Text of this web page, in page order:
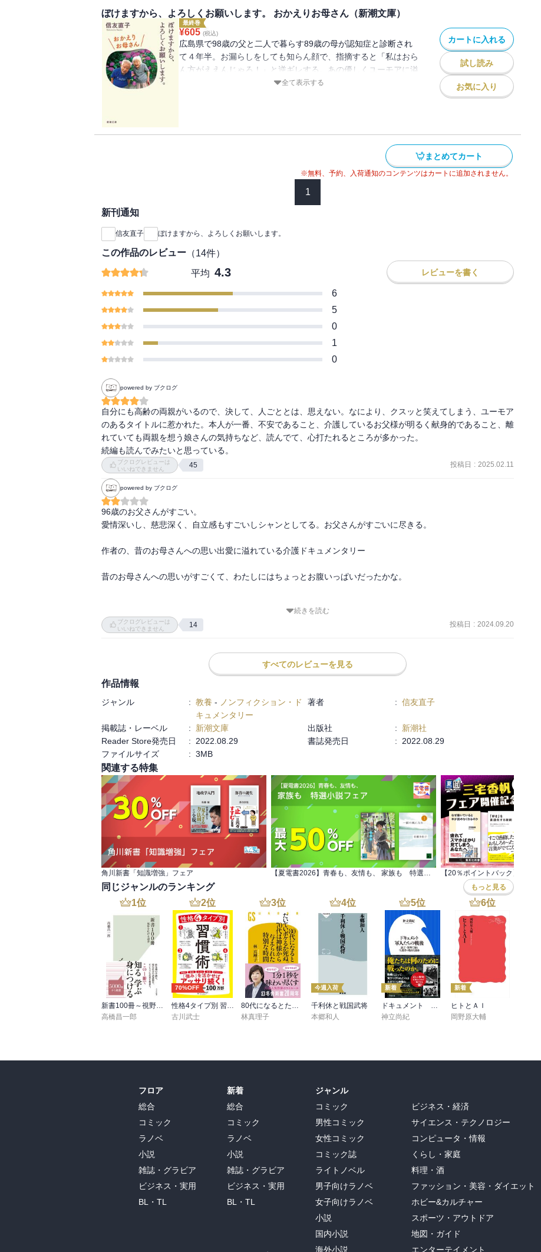
ぼけますから、よろしくお願いします。 おかえりお母さん（新潮文庫）
最終巻
¥605 (税込)
広島県で98歳の父と二人で暮らす89歳の母が認知症と診断され
て４年半。お漏らしをしても知らん顔で、指摘すると「私はおら
ん方がええんじゃろ！」と逆ギレする。あの優しくユーモアに溢
れた母はどこへ行ってしまったのか。心が揺れる娘をよそに、父
全て表示する
カートに入れる
試し読み
お気に入り
まとめてカート
※無料、予約、入荷通知のコンテンツはカートに追加されません。
1
新刊通知
信友直子 ぼけますから、よろしくお願いします。
この作品のレビュー （14件）
平均 4.3 レビューを書く
6
5
0
1
0
powered by ブクログ
自分にも高齢の両親がいるので、決して、人ごととは、思えない。なにより、クスッと笑えてしまう、ユーモア
のあるタイトルに惹かれた。本人が一番、不安であること、介護しているお父様が明るく献身的であること、離
れていても両親を想う娘さんの気持ちなど、読んでて、心打たれるところが多かった。
続編も読んでみたいと思っている。
ブクログレビューは
いいねできません
45 投稿日 : 2025.02.11
powered by ブクログ
96歳のお父さんがすごい。
愛情深いし、慈悲深く、自立感もすごいしシャンとしてる。お父さんがすごいに尽きる。
作者の、昔のお母さんへの思い出愛に溢れている介護ドキュメンタリー
昔のお母さんへの思いがすごくて、わたしにはちょっとお腹いっぱいだったかな。
ヘルパーさんはやはり怒られるのが普通というくだりが出てきて、病気とはいえどうにかならないのだろうかと
は思ってしまう。一般論として。自戒も込めて。
わたしにはお腹いっぱいで☆2
続きを読む
ブクログレビューは
いいねできません
14 投稿日 : 2024.09.20
すべてのレビューを見る
作品情報
ジャンル : 教養 - ノンフィクション・ド
キュメンタリー
著者 : 信友直子
掲載誌・レーベル : 新潮文庫 出版社 :
新潮社
Reader Store発売日
: 2022.08.29 書誌発売日 :
2022.08.29
ファイルサイズ
: 3MB
関連する特集
角川新書「知識増強」フェア
同じジャンルのランキング もっと見る
1位
新書100冊～視野を広げる読書～
高橋昌一郎
2位
70%OFF
性格4タイプ別 習慣術
古川武士
3位
80代になるとたいていボケるか死ぬ。70代は神様から与えられた特別な時間
林真理子
4位
今週入荷
千利休と戦国武将
本郷和人
5位
新着
ドキュメント 軍人たちの戦後 ～証言・資料で辿る生還者の数奇な運命～（小学館新書）
神立尚紀
6位
新着
ヒトとＡＩ
岡野原大輔
フロア
総合
コミック
ラノベ
小説
雑誌・グラビア
ビジネス・実用
BL・TL
新着
総合
コミック
ラノベ
小説
雑誌・グラビア
ビジネス・実用
BL・TL
ジャンル
コミック
男性コミック
女性コミック
コミック誌
ライトノベル
男子向けラノベ
女子向けラノベ
小説
国内小説
海外小説
ビジネス・経済
サイエンス・テクノロジー
コンピュータ・情報
くらし・家庭
料理・酒
ファッション・美容・ダイエット
ホビー&カルチャー
スポーツ・アウトドア
地図・ガイド
エンターテイメント